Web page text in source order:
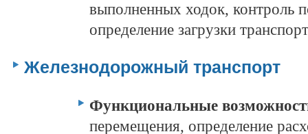
выполненных ходок, контроль
определение загрузки
Железнодорожный транспорт
Функциональные
перемещения, определение